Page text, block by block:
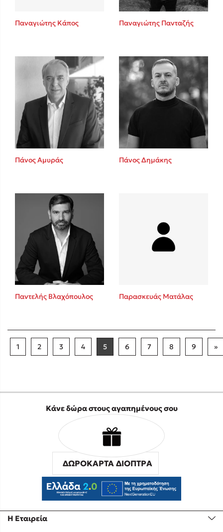
Παναγιώτης Κάπος Παναγιώτης Πανταζής
Πάνος Αμυράς Πάνος Δημάκης
Παντελής Βλαχόπουλος Παρασκευάς Ματάλας
1 2 3 4 5 6 7 8 9 »
Η Εταιρεία
Κάνε δώρα στους αγαπημένους σου
ΔΩΡΟΚΑΡΤΑ ΔΙΟΠΤΡΑ